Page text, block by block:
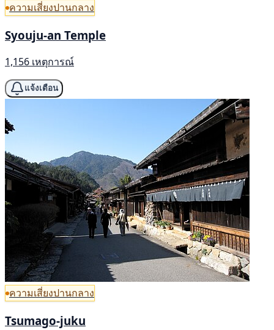
ความเสี่ยงปานกลาง
Syouju-an Temple
1,156 เหตุการณ์
แจ้งเตือน
ความเสี่ยงปานกลาง
Tsumago-juku